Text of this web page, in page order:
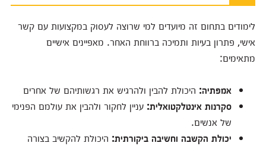
לימודים בתחום זה מיועדים למי שרוצה לעסוק במקצועות עם קשר
אישי, פתרון בעיות ותמיכה ברווחת האחר. מאפיינים אישיים
מתאימים:
אמפתיה: היכולת להבין ולהרגיש את רגשותיהם של אחרים
סקרנות אינטלקטואלית: עניין לחקור ולהבין את עולמם הפנימי
של אנשים.
יכולת הקשבה וחשיבה ביקורתית: היכולת להקשיב בצורה